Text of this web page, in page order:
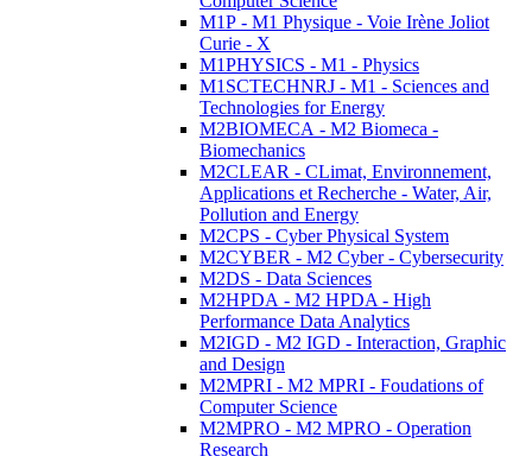
M1P - M1 Physique - Voie Irène Joliot
Curie - X
M1PHYSICS - M1 - Physics
M1SCTECHNRJ - M1 - Sciences and
Technologies for Energy
M2BIOMECA - M2 Biomeca -
Biomechanics
M2CLEAR - CLimat, Environnement,
Applications et Recherche - Water, Air,
Pollution and Energy
M2CPS - Cyber Physical System
M2CYBER - M2 Cyber - Cybersecurity
M2DS - Data Sciences
M2HPDA - M2 HPDA - High
Performance Data Analytics
M2IGD - M2 IGD - Interaction, Graphic
and Design
M2MPRI - M2 MPRI - Foudations of
Computer Science
M2MPRO - M2 MPRO - Operation
Research